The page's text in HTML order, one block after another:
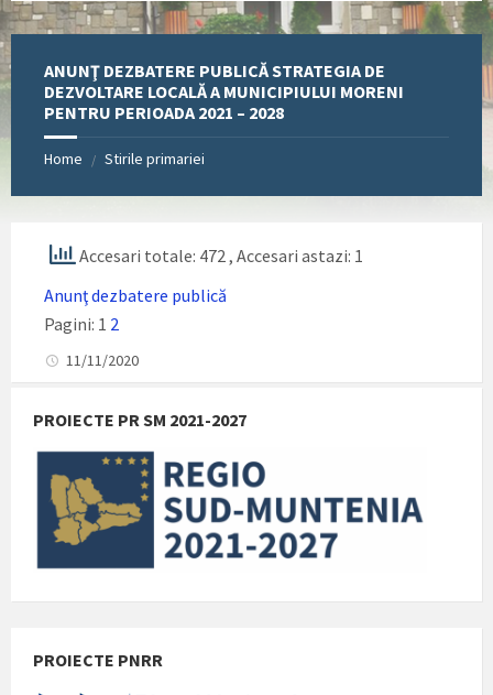
ANUNŢ DEZBATERE PUBLICĂ STRATEGIA DE
DEZVOLTARE LOCALĂ A MUNICIPIULUI MORENI
PENTRU PERIOADA 2021 – 2028
Home / Stirile primariei
Accesari totale: 472 , Accesari astazi: 1
Anunţ dezbatere publică
Pagini: 1 2
11/11/2020
PROIECTE PR SM 2021-2027
PROIECTE PNRR